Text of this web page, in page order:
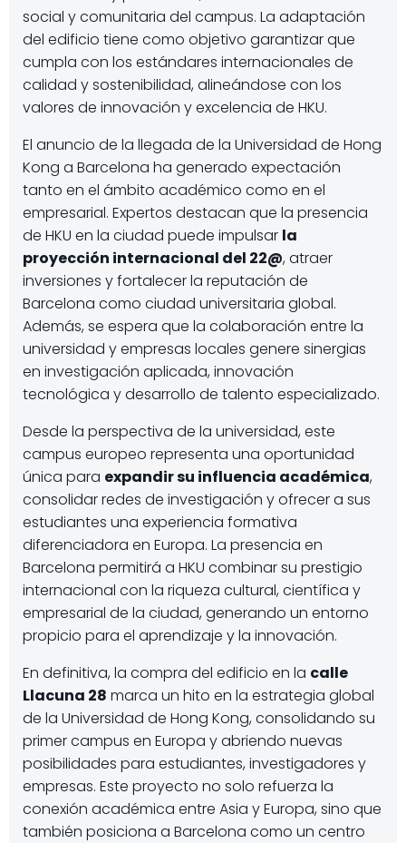
social y comunitaria del campus. La adaptación
del edificio tiene como objetivo garantizar que
cumpla con los estándares internacionales de
calidad y sostenibilidad, alineándose con los
valores de innovación y excelencia de HKU.
El anuncio de la llegada de la Universidad de Hong
Kong a Barcelona ha generado expectación
tanto en el ámbito académico como en el
empresarial. Expertos destacan que la presencia
de HKU en la ciudad puede impulsar la
proyección internacional del 22@, atraer
inversiones y fortalecer la reputación de
Barcelona como ciudad universitaria global.
Además, se espera que la colaboración entre la
universidad y empresas locales genere sinergias
en investigación aplicada, innovación
tecnológica y desarrollo de talento especializado.
Desde la perspectiva de la universidad, este
campus europeo representa una oportunidad
única para expandir su influencia académica,
consolidar redes de investigación y ofrecer a sus
estudiantes una experiencia formativa
diferenciadora en Europa. La presencia en
Barcelona permitirá a HKU combinar su prestigio
internacional con la riqueza cultural, científica y
empresarial de la ciudad, generando un entorno
propicio para el aprendizaje y la innovación.
En definitiva, la compra del edificio en la calle
Llacuna 28 marca un hito en la estrategia global
de la Universidad de Hong Kong, consolidando su
primer campus en Europa y abriendo nuevas
posibilidades para estudiantes, investigadores y
empresas. Este proyecto no solo refuerza la
conexión académica entre Asia y Europa, sino que
también posiciona a Barcelona como un centro